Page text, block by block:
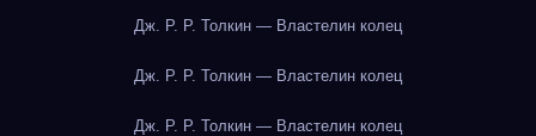
Дж. Р. Р. Толкин — Властелин колец
Дж. Р. Р. Толкин — Властелин колец
Дж. Р. Р. Толкин — Властелин колец